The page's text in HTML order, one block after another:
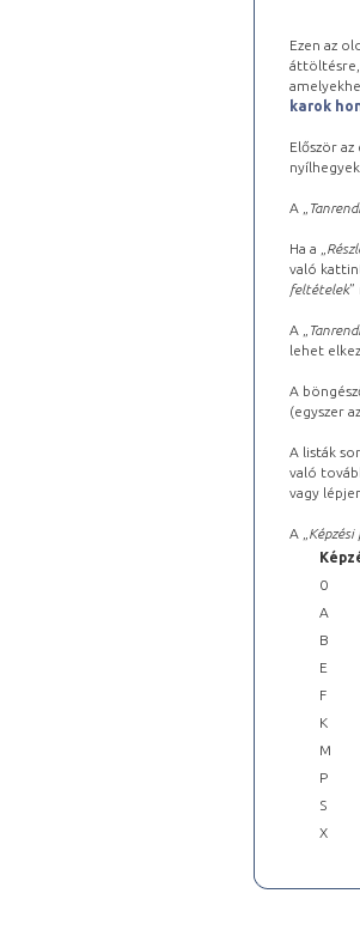
Ezen az
áttöltésre,
karok
Először
A „
Ha a „
való
feltételek”
A „
lehet
A
(egyszer
A listák
való
vagy
A „
0
A
B
E
F
K
M
P
S
X